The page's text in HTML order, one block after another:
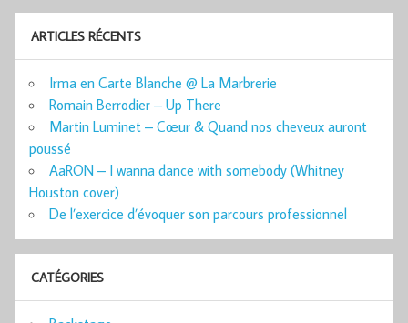
ARTICLES RÉCENTS
Irma en Carte Blanche @ La Marbrerie
Romain Berrodier – Up There
Martin Luminet – Cœur & Quand nos cheveux auront
poussé
AaRON – I wanna dance with somebody (Whitney
Houston cover)
De l’exercice d’évoquer son parcours professionnel
CATÉGORIES